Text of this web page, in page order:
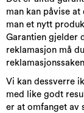
man kan påvise
man et nytt
Garantien gjelder
reklamasjon må
Vi kan dessverre
med like godt
er at omfanget av